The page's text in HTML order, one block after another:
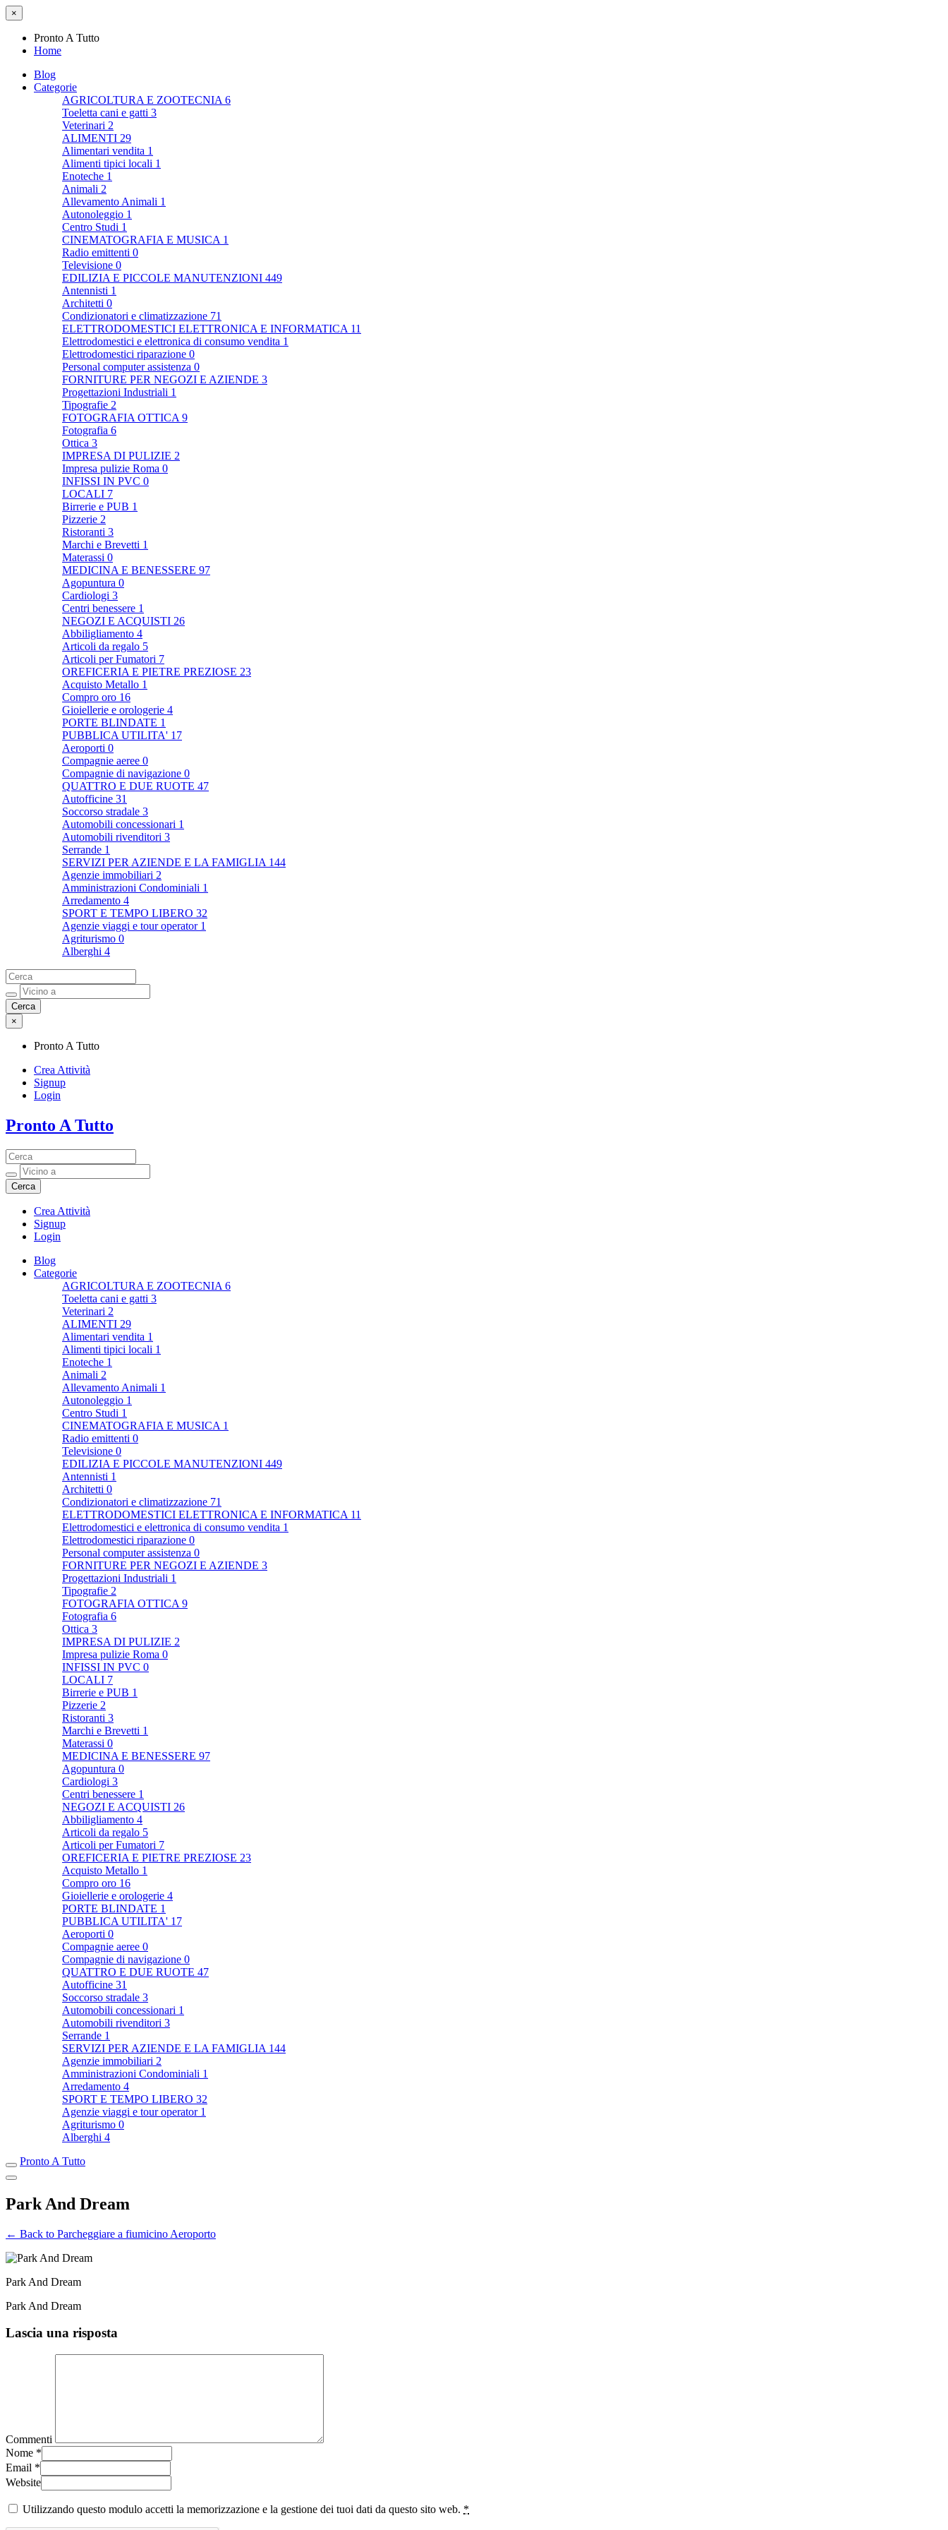
×
Pronto A Tutto
Home
Blog
Categorie
AGRICOLTURA E ZOOTECNIA 6
Toeletta cani e gatti 3
Veterinari 2
ALIMENTI 29
Alimentari vendita 1
Alimenti tipici locali 1
Enoteche 1
Animali 2
Allevamento Animali 1
Autonoleggio 1
Centro Studi 1
CINEMATOGRAFIA E MUSICA 1
Radio emittenti 0
Televisione 0
EDILIZIA E PICCOLE MANUTENZIONI 449
Antennisti 1
Architetti 0
Condizionatori e climatizzazione 71
ELETTRODOMESTICI ELETTRONICA E INFORMATICA 11
Elettrodomestici e elettronica di consumo vendita 1
Elettrodomestici riparazione 0
Personal computer assistenza 0
FORNITURE PER NEGOZI E AZIENDE 3
Progettazioni Industriali 1
Tipografie 2
FOTOGRAFIA OTTICA 9
Fotografia 6
Ottica 3
IMPRESA DI PULIZIE 2
Impresa pulizie Roma 0
INFISSI IN PVC 0
LOCALI 7
Birrerie e PUB 1
Pizzerie 2
Ristoranti 3
Marchi e Brevetti 1
Materassi 0
MEDICINA E BENESSERE 97
Agopuntura 0
Cardiologi 3
Centri benessere 1
NEGOZI E ACQUISTI 26
Abbiligliamento 4
Articoli da regalo 5
Articoli per Fumatori 7
OREFICERIA E PIETRE PREZIOSE 23
Acquisto Metallo 1
Compro oro 16
Gioiellerie e orologerie 4
PORTE BLINDATE 1
PUBBLICA UTILITA' 17
Aeroporti 0
Compagnie aeree 0
Compagnie di navigazione 0
QUATTRO E DUE RUOTE 47
Autofficine 31
Soccorso stradale 3
Automobili concessionari 1
Automobili rivenditori 3
Serrande 1
SERVIZI PER AZIENDE E LA FAMIGLIA 144
Agenzie immobiliari 2
Amministrazioni Condominiali 1
Arredamento 4
SPORT E TEMPO LIBERO 32
Agenzie viaggi e tour operator 1
Agriturismo 0
Alberghi 4
×
Pronto A Tutto
Crea Attività
Signup
Login
Pronto A Tutto
Pronto A Tutto
Crea Attività
Signup
Login
Blog
Categorie
AGRICOLTURA E ZOOTECNIA 6
Toeletta cani e gatti 3
Veterinari 2
ALIMENTI 29
Alimentari vendita 1
Alimenti tipici locali 1
Enoteche 1
Animali 2
Allevamento Animali 1
Autonoleggio 1
Centro Studi 1
CINEMATOGRAFIA E MUSICA 1
Radio emittenti 0
Televisione 0
EDILIZIA E PICCOLE MANUTENZIONI 449
Antennisti 1
Architetti 0
Condizionatori e climatizzazione 71
ELETTRODOMESTICI ELETTRONICA E INFORMATICA 11
Elettrodomestici e elettronica di consumo vendita 1
Elettrodomestici riparazione 0
Personal computer assistenza 0
FORNITURE PER NEGOZI E AZIENDE 3
Progettazioni Industriali 1
Tipografie 2
FOTOGRAFIA OTTICA 9
Fotografia 6
Ottica 3
IMPRESA DI PULIZIE 2
Impresa pulizie Roma 0
INFISSI IN PVC 0
LOCALI 7
Birrerie e PUB 1
Pizzerie 2
Ristoranti 3
Marchi e Brevetti 1
Materassi 0
MEDICINA E BENESSERE 97
Agopuntura 0
Cardiologi 3
Centri benessere 1
NEGOZI E ACQUISTI 26
Abbiligliamento 4
Articoli da regalo 5
Articoli per Fumatori 7
OREFICERIA E PIETRE PREZIOSE 23
Acquisto Metallo 1
Compro oro 16
Gioiellerie e orologerie 4
PORTE BLINDATE 1
PUBBLICA UTILITA' 17
Aeroporti 0
Compagnie aeree 0
Compagnie di navigazione 0
QUATTRO E DUE RUOTE 47
Autofficine 31
Soccorso stradale 3
Automobili concessionari 1
Automobili rivenditori 3
Serrande 1
SERVIZI PER AZIENDE E LA FAMIGLIA 144
Agenzie immobiliari 2
Amministrazioni Condominiali 1
Arredamento 4
SPORT E TEMPO LIBERO 32
Agenzie viaggi e tour operator 1
Agriturismo 0
Alberghi 4
Pronto A Tutto
Park And Dream
← Back to Parcheggiare a fiumicino Aeroporto
Park And Dream
Park And Dream
Lascia una risposta
Commenti
Nome *
Email *
Website
Utilizzando questo modulo accetti la memorizzazione e la gestione dei tuoi dati da questo sito web. *